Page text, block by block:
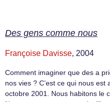
Des gens comme nous
Françoise Davisse, 2004
Comment imaginer que des a
nos vies ? C’est ce qui nous
octobre 2001. Nous habitons le